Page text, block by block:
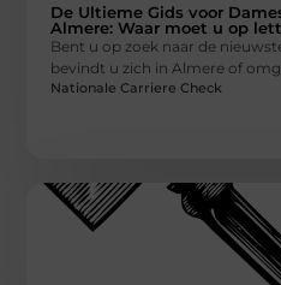
De Ultieme Gids voor
Almere: Waar moet u op
Bent u op zoek naar de
bevindt u zich in Almere of
Nationale Carriere Check